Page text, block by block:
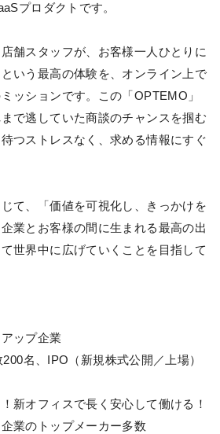
プロダクトです。
舗スタッフが、お客様一人ひとりに
いう最高の体験を、オンライン上で
ッションです。この「OPTEMO」
で逃していた商談のチャンスを掴む
つストレスなく、求める情報にすぐ
て、「価値を可視化し、きっかけを
業とお客様の間に生まれる最高の出
世界中に広げていくことを目指して
ップ企業
名、IPO（新規株式公開／上場）
新オフィスで長く安心して働ける！
業のトップメーカー多数